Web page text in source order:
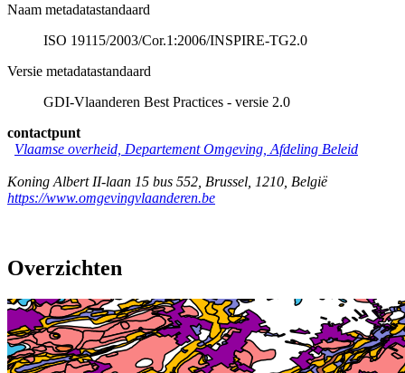
Naam metadatastandaard
ISO 19115/2003/Cor.1:2006/INSPIRE-TG2.0
Versie metadatastandaard
GDI-Vlaanderen Best Practices - versie 2.0
contactpunt
Vlaamse overheid, Departement Omgeving, Afdeling Beleid
Koning Albert II-laan 15 bus 552 Brussel 1210 België
https://www.omgevingvlaanderen.be
Overzichten